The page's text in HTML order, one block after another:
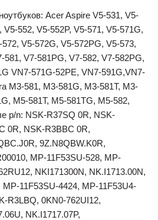
Acer Aspire V5-531, V5-
552, V5-552P, V5-571, V5-571G,
V5-572G, V5-572PG, V5-573,
581, V7-581PG, V7-582, V7-582PG,
VN7-571G-52PE, VN7-591G,VN7-
M3-581, M3-581G, M3-581T, M3-
M5-581T, M5-581TG, M5-582,
p/n: NSK-R37SQ 0R, NSK-
0R, NSK-R3BBC 0R,
9Z.N8QBW.K0R,
MP-11F53SU-528, MP-
NKI171300N, NK.I1713.00N,
MP-11F53SU-4424, MP-11F53U4-
R3LBQ, 0KN0-762UI12,
NK.I1717.07P,